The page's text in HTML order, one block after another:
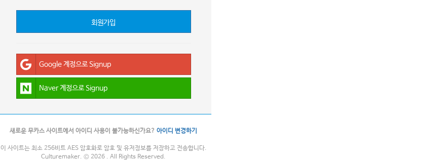
회원가입
Google 계정으로 Signup
Naver 계정으로 Signup
새로운 무카스 사이트에서 아이디 사용이 불가능하신가요? 아이디 변경하기
이 사이트는 최소 256비트 AES 암호화로 암호 및 유저정보를 저장하고 전송합니다.
Culturemaker. © 2026 . All Rights Reserved.